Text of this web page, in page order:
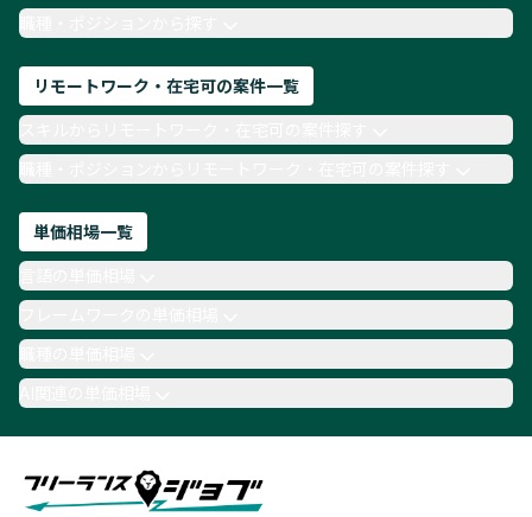
TypeScript
Laravel AWS
リモートワーク・在宅可の案件一覧
職種・ポジションからリモートワーク・在宅可の案件探す
単価相場一覧
職種の単価相場
AI関連の単価相場